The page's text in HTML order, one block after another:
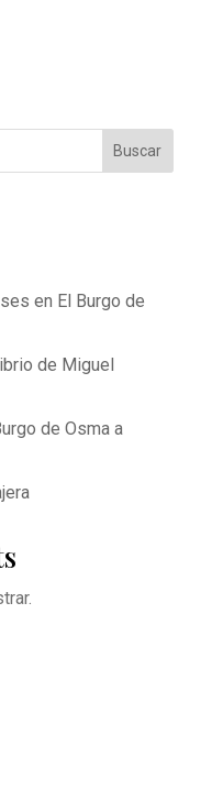
Buscar
en El Burgo de
de Miguel
de Osma a